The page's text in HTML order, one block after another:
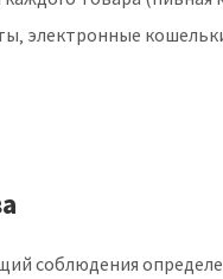
электронные
соблюдения